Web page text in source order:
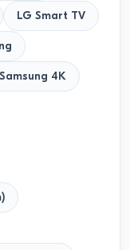
LG Smart TV
4K